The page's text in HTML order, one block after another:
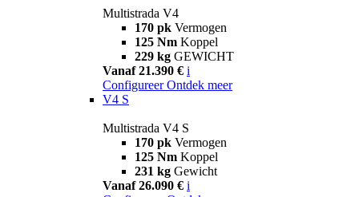
Multistrada V4
170 pk Vermogen
125 Nm Koppel
229 kg GEWICHT
Vanaf 21.390 € i
Configureer Ontdek meer
V4 S
Multistrada V4 S
170 pk Vermogen
125 Nm Koppel
231 kg Gewicht
Vanaf 26.090 € i